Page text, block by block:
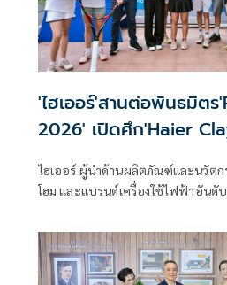
'ไฮเออร์'สานต่อพันธมิต
2026' เปิดศึก'Haier
ไฮเออร์ ผู้นำด้านผลิตภัณฑ์และนวัตก
โฮม และแบรนด์เครื่องใช้ไฟฟ้าอันดั
ทางการของ Roland-Garros 2026
กลยุทธ์การสร้างแบรนด์ผ่านกีฬาระ
มุ่งมั่นในการเชื่อมโยงนวัตกรรม เทค